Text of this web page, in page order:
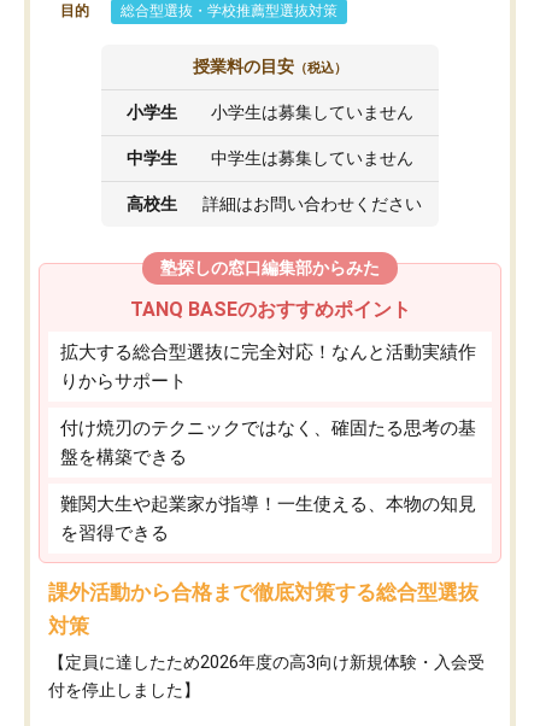
目的 総合型選抜・学校推薦型選抜対策
授業料の目安 （税込）
小学生 小学生は募集していません
中学生 中学生は募集していません
高校生 詳細はお問い合わせください
塾探しの窓口編集部からみた
TANQ BASEのおすすめポイント
拡大する総合型選抜に完全対応！なんと活動実績作
りからサポート
付け焼刃のテクニックではなく、確固たる思考の基
盤を構築できる
難関大生や起業家が指導！一生使える、本物の知見
を習得できる
課外活動から合格まで徹底対策する総合型選抜
対策
【定員に達したため2026年度の高3向け新規体験・入会受
付を停止しました】